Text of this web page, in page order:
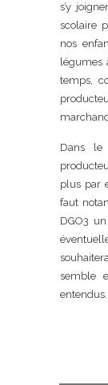
s’y
scolaire
nos
légumes
temps,
Dans le
plus par
faut
DGO3
semble
entendus.